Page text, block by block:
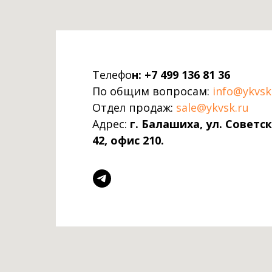
Телефон: +7 499 136 81 36
По общим вопросам:
Отдел продаж: sale@ykvsk.ru
Адрес: г. Балашиха, ул.
42, офис 210.